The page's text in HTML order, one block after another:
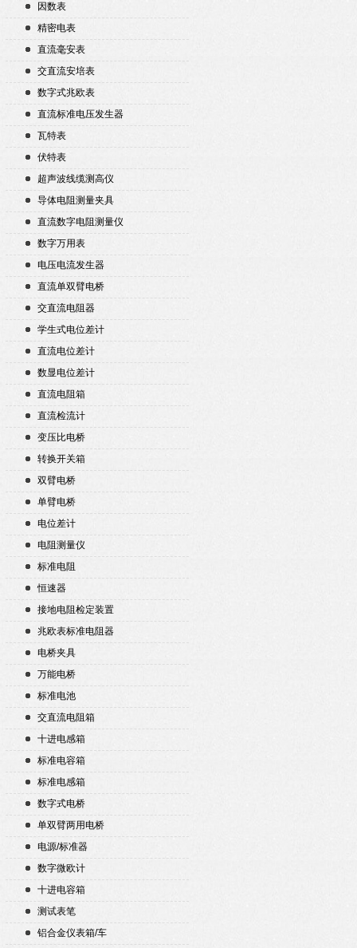
因数表
精密电表
直流毫安表
交直流安培表
数字式兆欧表
直流标准电压发生器
瓦特表
伏特表
超声波线缆测高仪
导体电阻测量夹具
直流数字电阻测量仪
数字万用表
电压电流发生器
直流单双臂电桥
交直流电阻器
学生式电位差计
直流电位差计
数显电位差计
直流电阻箱
直流检流计
变压比电桥
转换开关箱
双臂电桥
单臂电桥
电位差计
电阻测量仪
标准电阻
恒速器
接地电阻检定装置
兆欧表标准电阻器
电桥夹具
万能电桥
标准电池
交直流电阻箱
十进电感箱
标准电容箱
标准电感箱
数字式电桥
单双臂两用电桥
电源/标准器
数字微欧计
十进电容箱
测试表笔
铝合金仪表箱/车